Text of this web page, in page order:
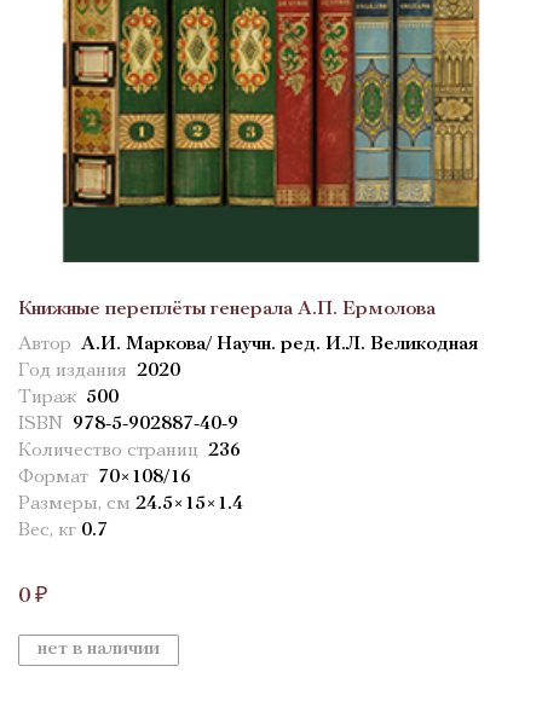
Книжные переплёты генерала А.П. Ермолова
Автор А.И. Маркова/ Научн. ред. И.Л. Великодная
Год издания 2020
Тираж 500
ISBN 978-5-902887-40-9
Количество страниц 236
Формат 70×108/16
Размеры, см 24.5×15×1.4
Вес, кг 0.7
0 ₽
нет в наличии